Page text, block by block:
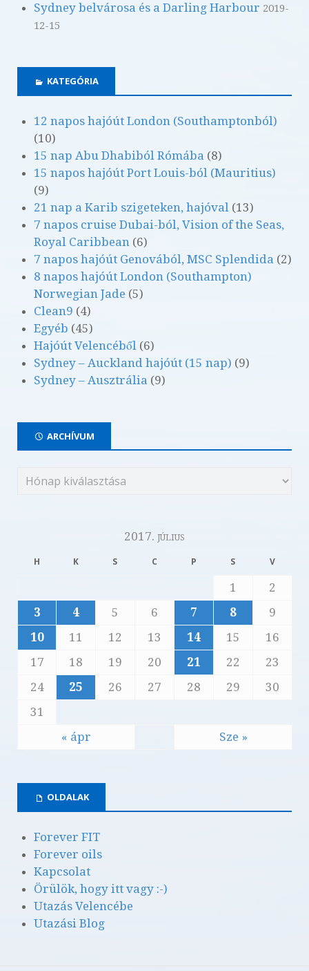
Sydney belvárosa és a Darling Harbour 2019-
12-15
KATEGÓRIA
12 napos hajóút London (Southamptonból)
(10)
15 nap Abu Dhabiból Rómába (8)
15 napos hajóút Port Louis-ból (Mauritius)
(9)
21 nap a Karib szigeteken, hajóval (13)
7 napos cruise Dubai-ból, Vision of the Seas,
Royal Caribbean (6)
7 napos hajóút Genovából, MSC Splendida (2)
8 napos hajóút London (Southampton)
Norwegian Jade (5)
Clean9 (4)
Egyéb (45)
Hajóút Velencéből (6)
Sydney – Auckland hajóút (15 nap) (9)
Sydney – Ausztrália (9)
ARCHÍVUM
2017. július
H K S C P S V
« ápr Sze »
1
2
3
4 5 6 7 8
9
10
11 12 13 14 15
16
17
18 19 20 21 22
23
24
25 26 27 28 29
30
31
OLDALAK
Forever FIT
Forever oils
Kapcsolat
Örülök, hogy itt vagy :-)
Utazás Velencébe
Utazási Blog